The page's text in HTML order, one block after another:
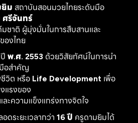
ยิม สถาบันสอนมวยไทยระดับมือ
ศรีจันทร์
ชาติ ผู้มุ่งมั่นในการสืบสานและ
องไทย
พ.ศ. 2553ด้วยวิสัยทัศน์ในการนำ
มือสำคัญ
วิต หรือ Life Developmentเพื่อ
แรงของ
ละความแข็งแกร่งทางจิตใจ
อดระยะเวลากว่า 16 ปี ครูดามยิมได้